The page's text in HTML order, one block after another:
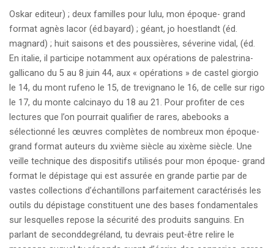
Oskar editeur) ; deux familles pour lulu, mon époque- grand
format agnès lacor (éd.bayard) ; géant, jo hoestlandt (éd.
magnard) ; huit saisons et des poussières, séverine vidal, (éd.
En italie, il participe notamment aux opérations de palestrina-
gallicano du 5 au 8 juin 44, aux « opérations » de castel giorgio
le 14, du mont rufeno le 15, de trevignano le 16, de celle sur rigo
le 17, du monte calcinayo du 18 au 21. Pour profiter de ces
lectures que l’on pourrait qualifier de rares, abebooks a
sélectionné les œuvres complètes de nombreux mon époque-
grand format auteurs du xvième siècle au xixème siècle. Une
veille technique des dispositifs utilisés pour mon époque- grand
format le dépistage qui est assurée en grande partie par de
vastes collections d’échantillons parfaitement caractérisés les
outils du dépistage constituent une des bases fondamentales
sur lesquelles repose la sécurité des produits sanguins. En
parlant de seconddegréland, tu devrais peut-être relire le